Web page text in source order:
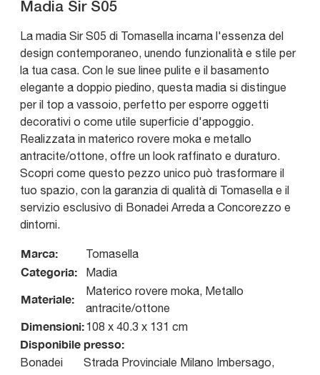
Madia Sir S05
La madia Sir S05 di Tomasella incarna l'essenza del
design contemporaneo, unendo funzionalità e stile per
la tua casa. Con le sue linee pulite e il basamento
elegante a doppio piedino, questa madia si distingue
per il top a vassoio, perfetto per esporre oggetti
decorativi o come utile superficie d'appoggio.
Realizzata in materico rovere moka e metallo
antracite/ottone, offre un look raffinato e duraturo.
Scopri come questo pezzo unico può trasformare il
tuo spazio, con la garanzia di qualità di Tomasella e il
servizio esclusivo di Bonadei Arreda a Concorezzo e
dintorni.
Marca: Tomasella
Categoria: Madia
Materiale:
Materico rovere moka, Metallo
antracite/ottone
Dimensioni:108 x 40.3 x 131 cm
Disponibile presso:
Bonadei
Strada Provinciale Milano Imbersago,